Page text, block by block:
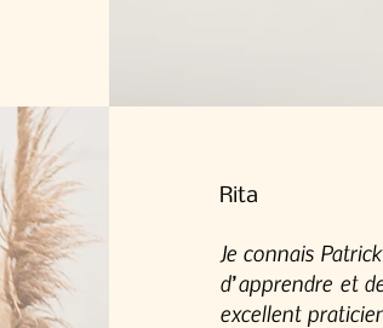
Rita
Je connais
d’apprendre et
excellent